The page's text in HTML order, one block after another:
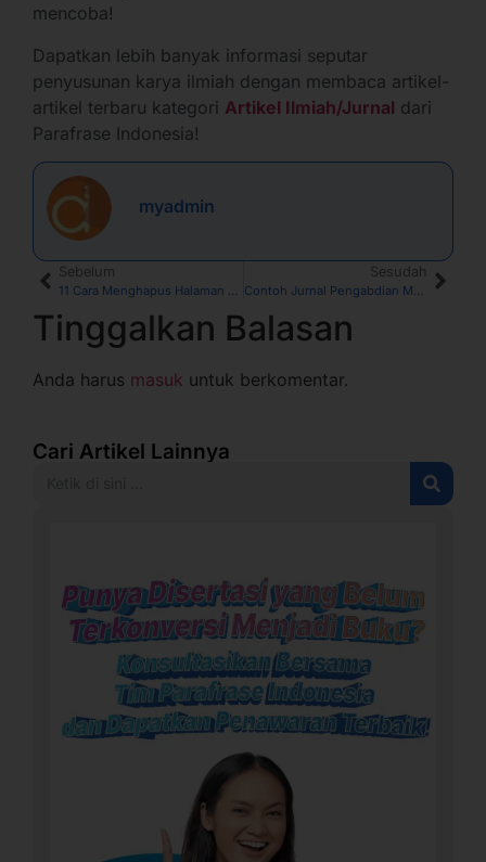
mencoba!
Dapatkan lebih banyak informasi seputar
penyusunan karya ilmiah dengan membaca artikel-
artikel terbaru kategori Artikel Ilmiah/Jurnal dari
Parafrase Indonesia!
myadmin
Sebelum
11 Cara Menghapus Halaman Kosong di Word yang Tidak Bisa Dihapus
Sesudah
Contoh Jurnal Pengabdian Masyarakat dan Formatnya
Tinggalkan Balasan
Anda harus masuk untuk berkomentar.
Cari Artikel Lainnya